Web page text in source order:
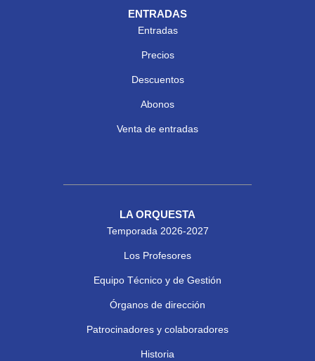
ENTRADAS
Entradas
Precios
Descuentos
Abonos
Venta de entradas
LA ORQUESTA
Temporada 2026-2027
Los Profesores
Equipo Técnico y de Gestión
Órganos de dirección
Patrocinadores y colaboradores
Historia